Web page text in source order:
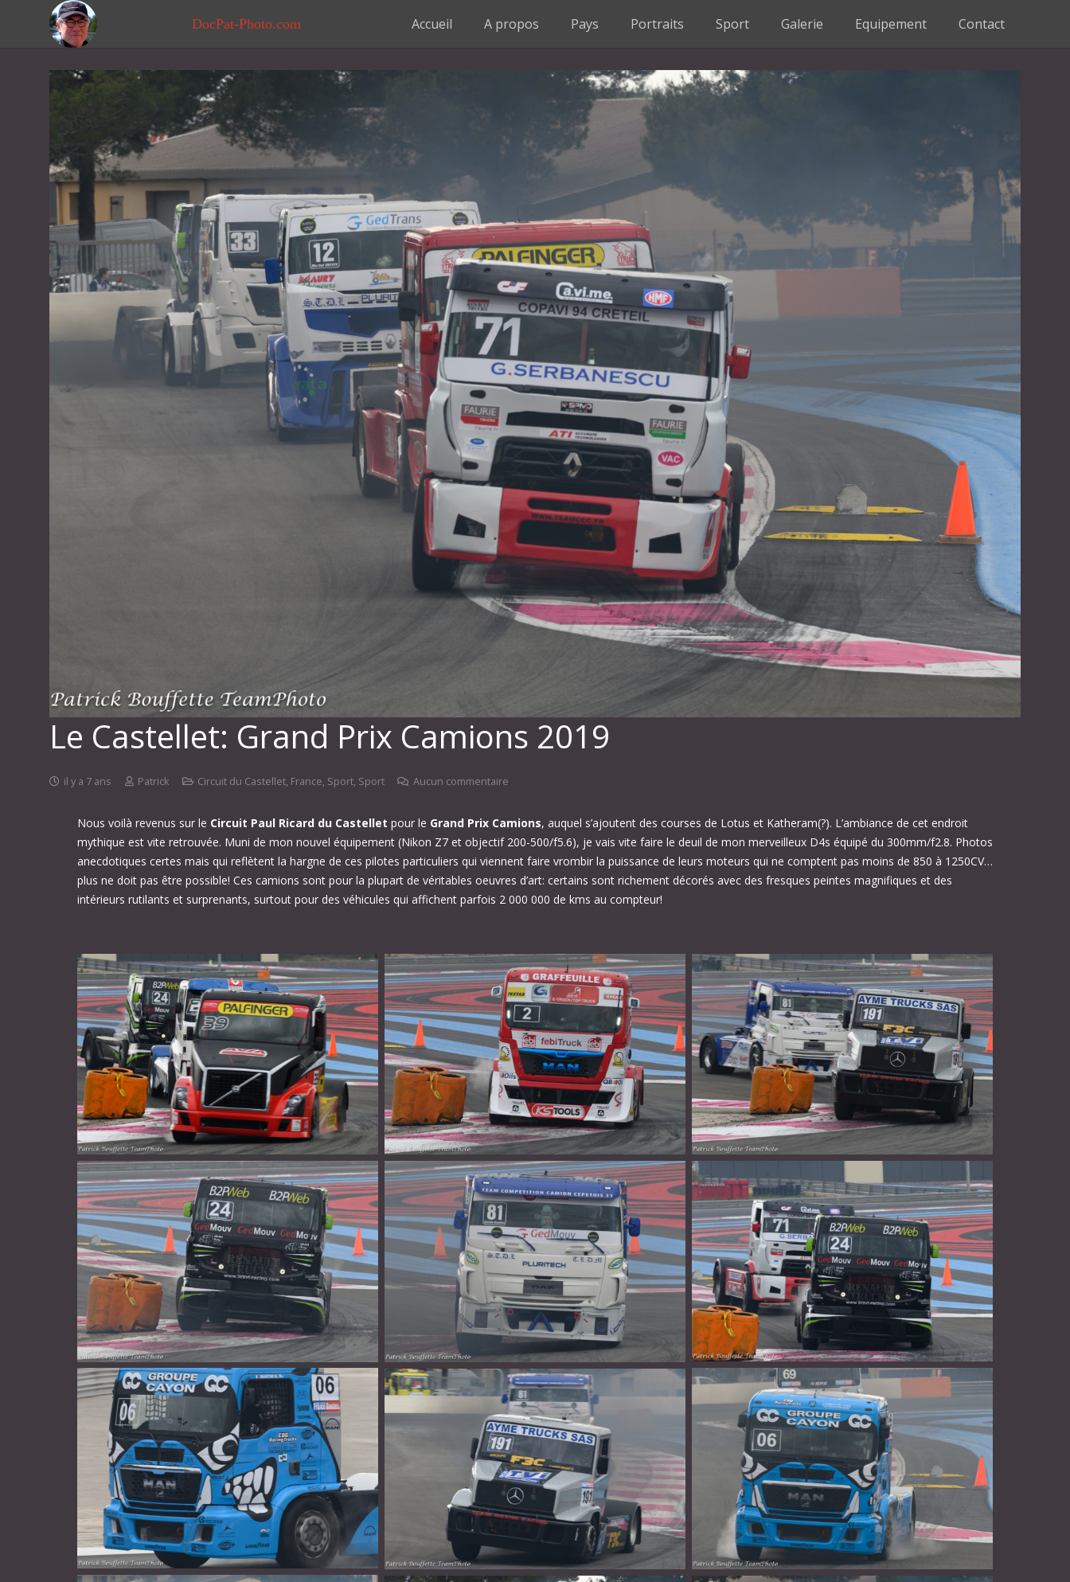
DocPat-Photo.com Accueil A propos Pays Portraits Sport Galerie Equipement Contact
Le Castellet: Grand Prix Camions 2019
il y a 7 ans Patrick Circuit du Castellet, France, Sport, Sport Aucun commentaire
Nous voilà revenus sur le Circuit Paul Ricard du Castellet pour le Grand Prix Camions, auquel s’ajoutent des courses de Lotus et Katheram(?). L’ambiance de cet endroit
mythique est vite retrouvée. Muni de mon nouvel équipement (Nikon Z7 et objectif 200-500/f5.6), je vais vite faire le deuil de mon merveilleux D4s équipé du 300mm/f2.8. Photos
anecdotiques certes mais qui reflètent la hargne de ces pilotes particuliers qui viennent faire vrombir la puissance de leurs moteurs qui ne comptent pas moins de 850 à 1250CV…
plus ne doit pas être possible! Ces camions sont pour la plupart de véritables oeuvres d’art: certains sont richement décorés avec des fresques peintes magnifiques et des
intérieurs rutilants et surprenants, surtout pour des véhicules qui affichent parfois 2 000 000 de kms au compteur!